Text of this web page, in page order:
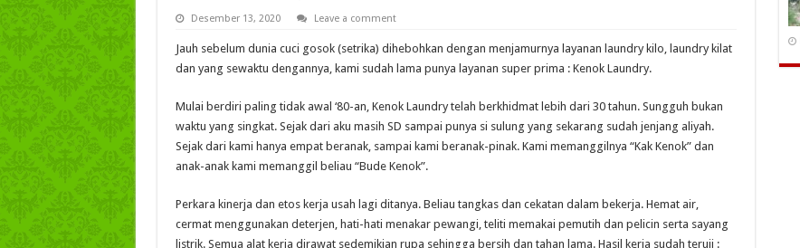
Desember 13, 2020 Leave a comment
Jauh sebelum dunia cuci gosok (setrika) dihebohkan dengan menjamurnya layanan laundry kilo, laundry kilat
dan yang sewaktu dengannya, kami sudah lama punya layanan super prima : Kenok Laundry.
Mulai berdiri paling tidak awal ‘80-an, Kenok Laundry telah berkhidmat lebih dari 30 tahun. Sungguh bukan
waktu yang singkat. Sejak dari aku masih SD sampai punya si sulung yang sekarang sudah jenjang aliyah.
Sejak dari kami hanya empat beranak, sampai kami beranak-pinak. Kami memanggilnya “Kak Kenok” dan
anak-anak kami memanggil beliau “Bude Kenok”.
Perkara kinerja dan etos kerja usah lagi ditanya. Beliau tangkas dan cekatan dalam bekerja. Hemat air,
cermat menggunakan deterjen, hati-hati menakar pewangi, teliti memakai pemutih dan pelicin serta sayang
listrik. Semua alat kerja dirawat sedemikian rupa sehingga bersih dan tahan lama. Hasil kerja sudah teruji :